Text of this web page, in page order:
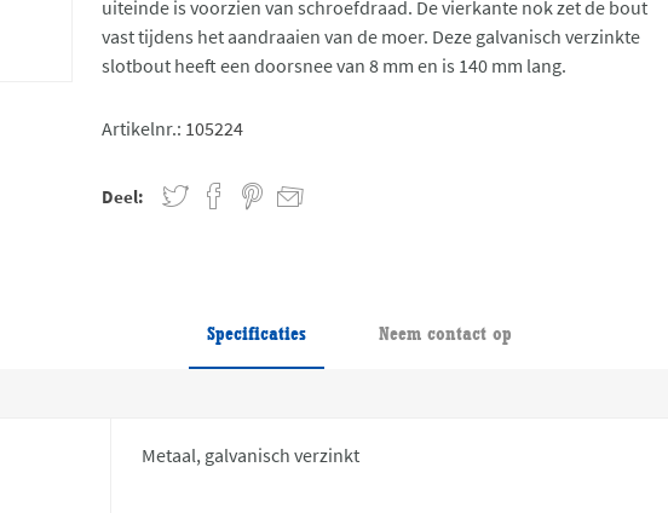
uiteinde is voorzien van schroefdraad. De vierkante nok zet de bout
vast tijdens het aandraaien van de moer. Deze galvanisch verzinkte
slotbout heeft een doorsnee van 8 mm en is 140 mm lang.
Artikelnr.: 105224
Deel:
Specificaties Neem contact op
Metaal, galvanisch verzinkt